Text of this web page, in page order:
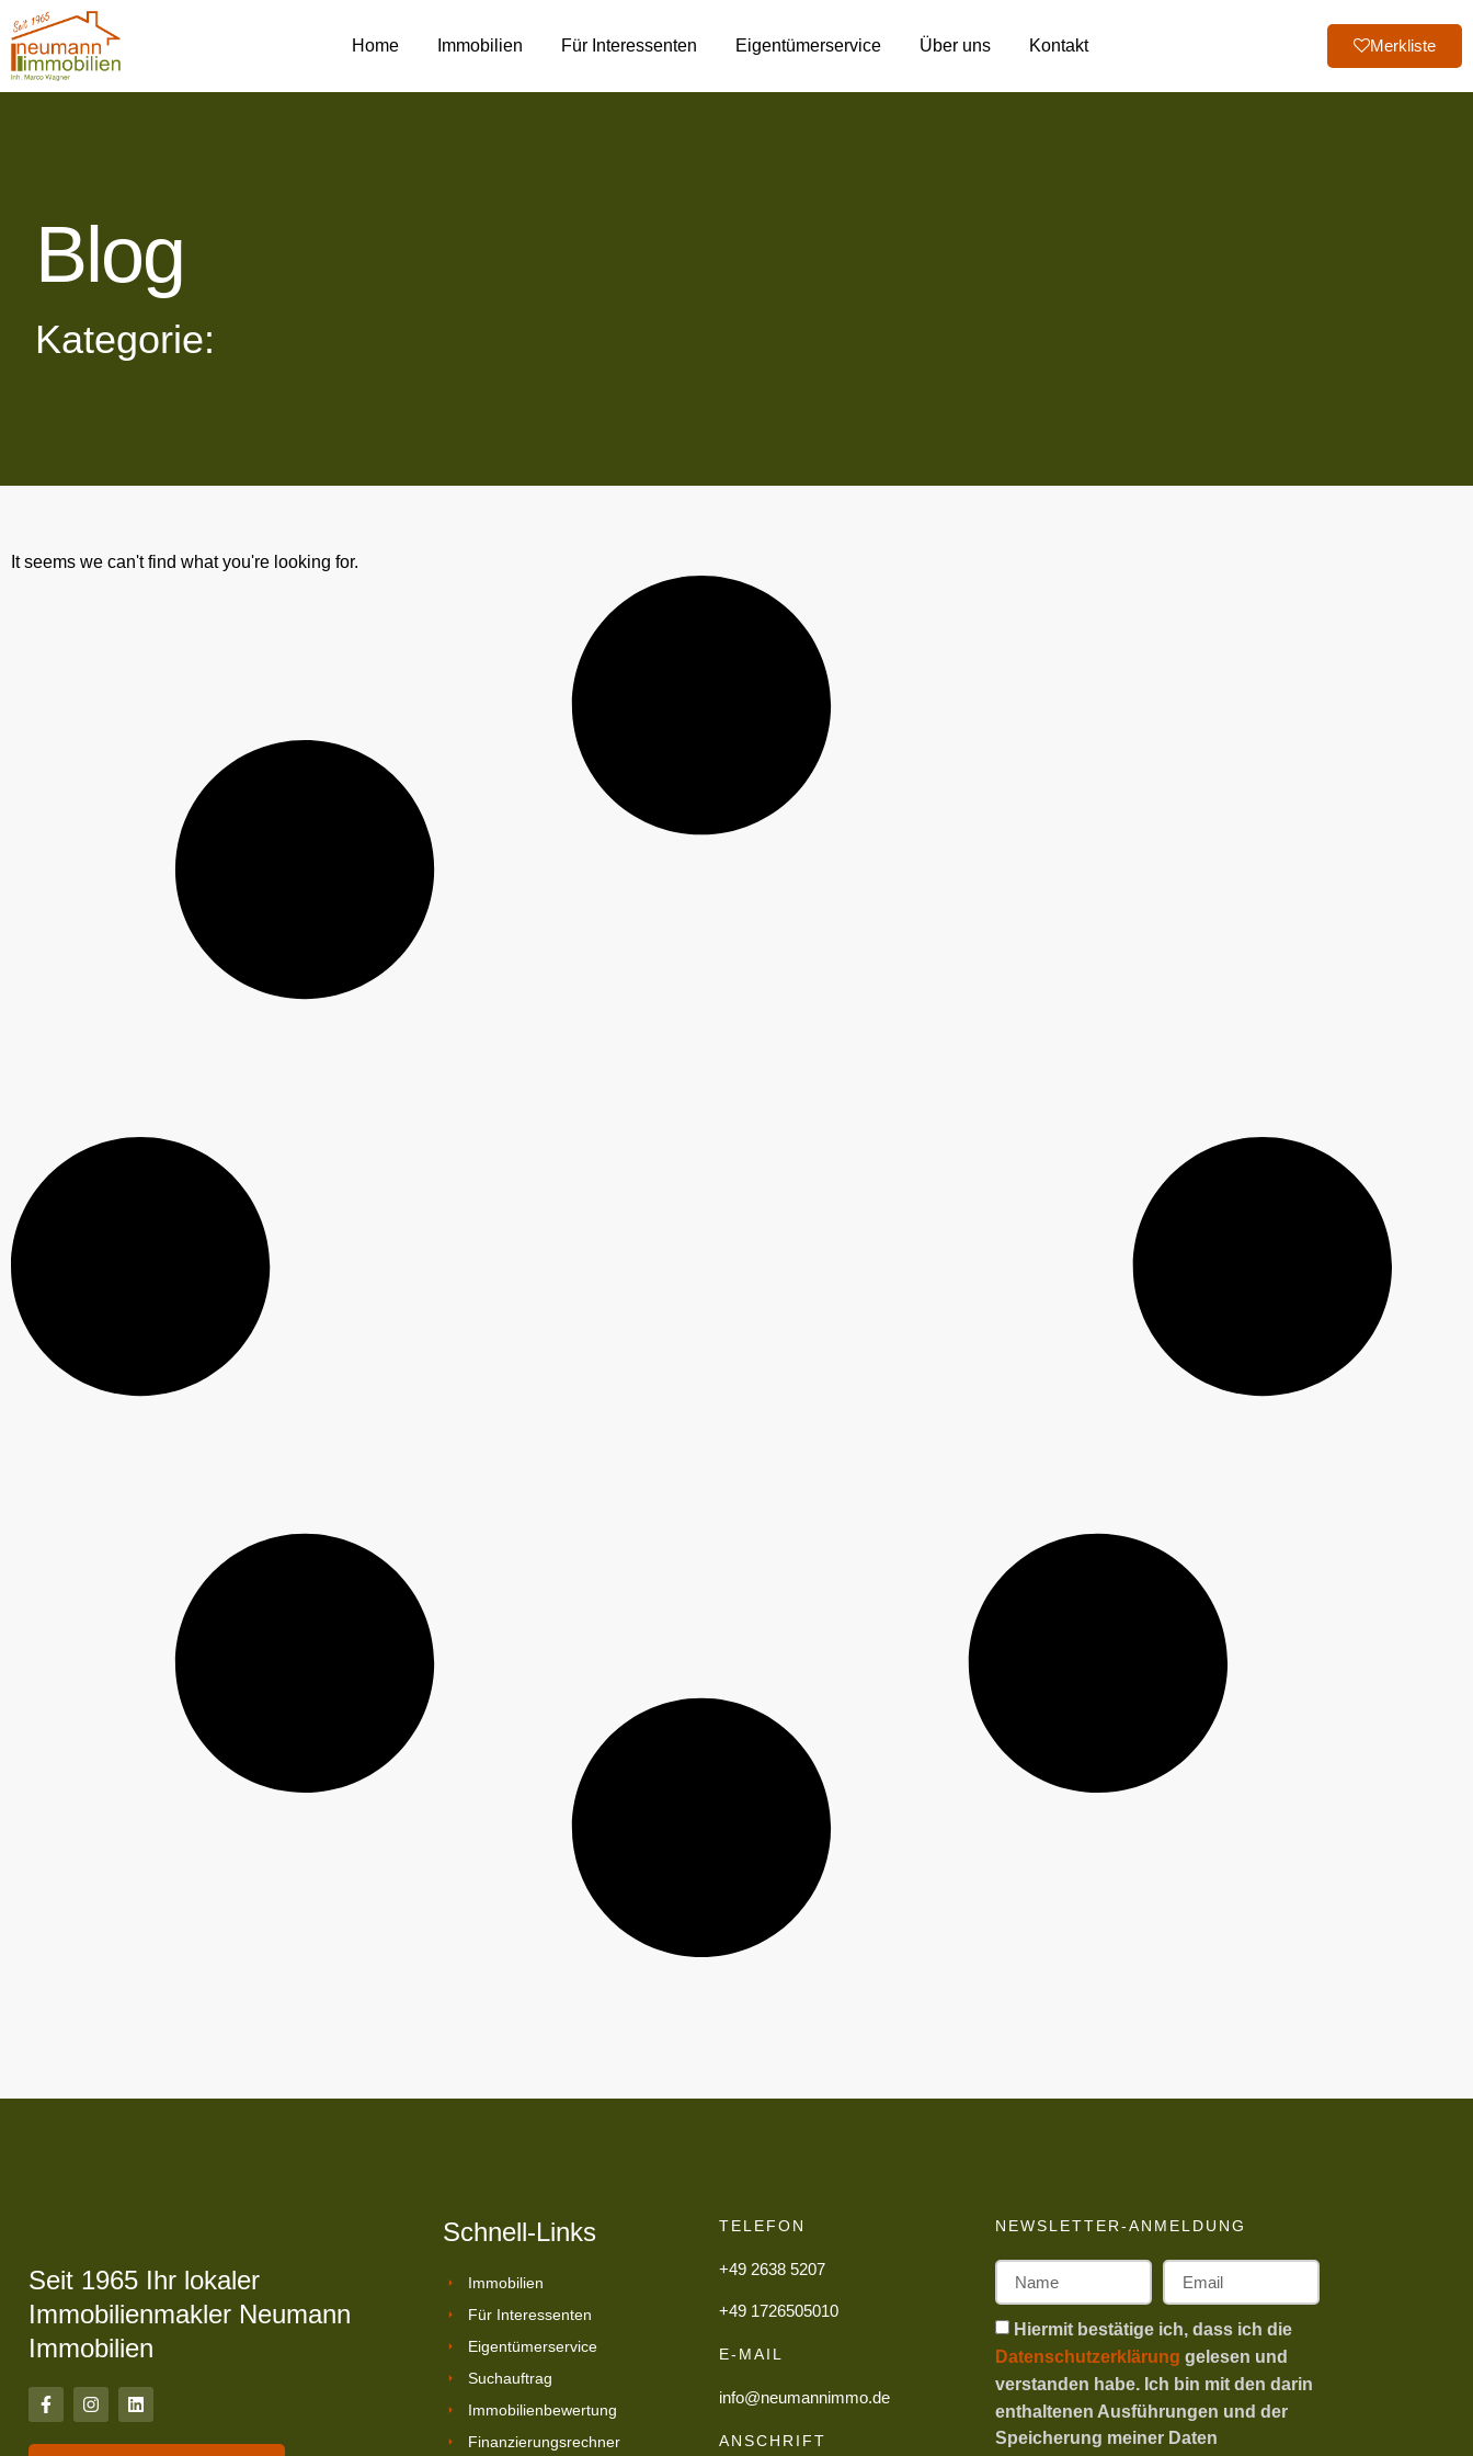
Home Immobilien Für Interessenten Eigentümerservice Über uns Kontakt Merkliste
Blog
Kategorie:
It seems we can't find what you're looking for.
Seit 1965 Ihr lokaler
Immobilienmakler Neumann
Immobilien
Schnell-Links
Immobilien
Für Interessenten
Eigentümerservice
Suchauftrag
Immobilienbewertung
Finanzierungsrechner
TELEFON
+49 2638 5207
+49 1726505010
E-MAIL
info@neumannimmo.de
ANSCHRIFT
NEWSLETTER-ANMELDUNG
Hiermit bestätige ich, dass ich die
Datenschutzerklärung gelesen und
verstanden habe. Ich bin mit den darin
enthaltenen Ausführungen und der
Speicherung meiner Daten